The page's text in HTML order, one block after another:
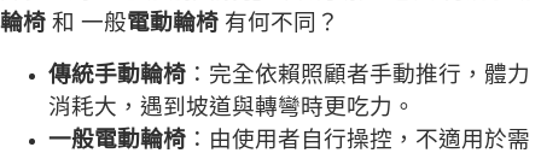
輪椅 和 一般電動輪椅 有何不同？
傳統手動輪椅 ：完全依賴照顧者手動推行，體力
消耗大，遇到坡道與轉彎時更吃力。
一般電動輪椅 ：由使用者自行操控，不適用於需